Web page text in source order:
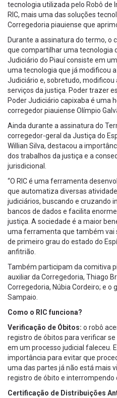
tecnologia utilizada pelo Robô de
RIC, mais uma das soluções
Corregedoria piauiense que
Durante a assinatura do termo, o
que compartilhar uma tecnologia
Judiciário do Piauí consiste em
uma tecnologia que já modificou
Judiciário e, sobretudo,
serviços da justiça. Poder trazer
Poder Judiciário capixaba é uma
corregedor piauiense Olímpio
Ainda durante a assinatura do
corregedor-geral da Justiça do
Willian Silva, destacou a
dos trabalhos da justiça e a
jurisdicional.
“O RIC é uma ferramenta
que automatiza diversas
judiciários, buscando e cruzando
bancos de dados e facilita
justiça. A sociedade é a maior
uma ferramenta que também vai
de primeiro grau do estado do
anfitrião.
Também participam da comitiva
auxiliar da Corregedoria, Thiago
Corregedoria, Núbia Cordeiro; e o
Sampaio.
Como o RIC funciona?
Verificação de Óbitos: o robô
registro de óbitos para verificar
em um processo judicial faleceu.
importância para evitar que
uma das partes já não está mais
registro de óbito e interrompendo
Certificação de Distribuições